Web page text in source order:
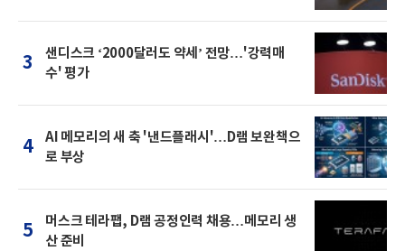
3
샌디스크 ‘2000달러도 약세’ 전망…'강력매
수' 평가
4
AI 메모리의 새 축 '낸드플래시'…D램 보완책으
로 부상
5
머스크 테라팹, D램 공정인력 채용…메모리 생
산 준비